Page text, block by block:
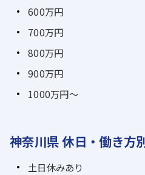
600万円
700万円
800万円
900万円
1000万円～
神奈川県 休日・働き方
土日休みあり